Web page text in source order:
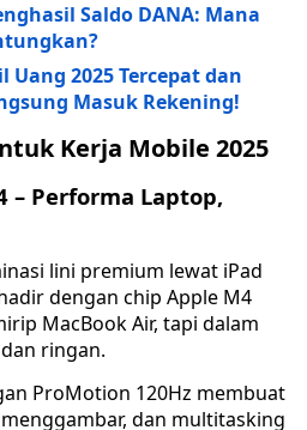
Saldo DANA: Mana
Uang 2025 Tercepat dan
Masuk Rekening!
Kerja Mobile 2025
– Performa Laptop,
lini premium lewat iPad
dengan chip Apple M4
MacBook Air, tapi dalam
ringan.
ProMotion 120Hz membuat
dan multitasking